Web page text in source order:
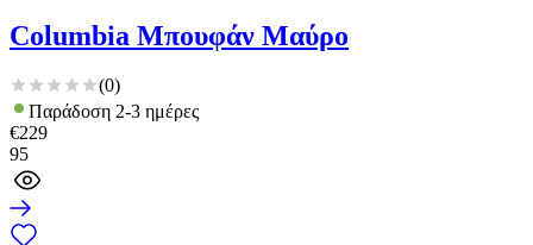
Columbia Μπουφάν Μαύρο
(0)
Παράδοση 2-3 ημέρες
€229
95